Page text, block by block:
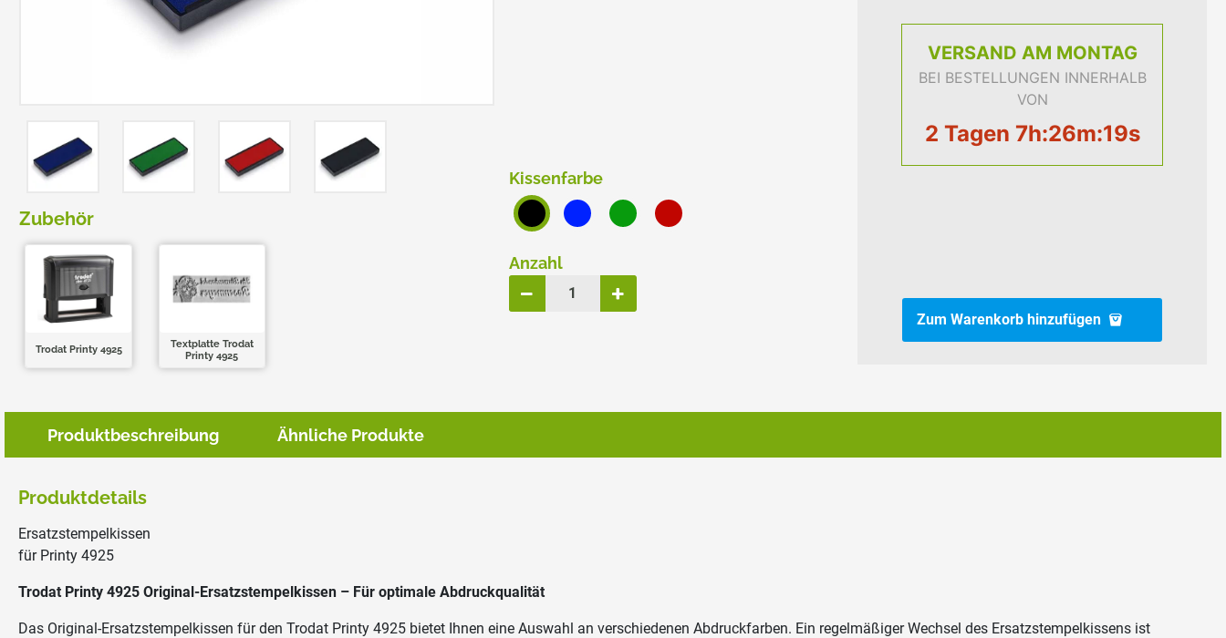
TRODAT POCKET PRINTY
Zubehör
Trodat Printy 4925
Textplatte Trodat
Printy 4925
VERSAND AM MONTAG
BEI BESTELLUNGEN INNERHALB
VON
2 Tagen 7h:26m:18s
Kissenfarbe
Anzahl
Zum Warenkorb hinzufügen
Produktbeschreibung Ähnliche Produkte
Produktdetails
Ersatzstempelkissen
für Printy 4925
Trodat Printy 4925 Original-Ersatzstempelkissen – Für optimale Abdruckqualität
Das Original-Ersatzstempelkissen für den Trodat Printy 4925 bietet Ihnen eine Auswahl an verschiedenen Abdruckfarben. Ein regelmäßiger Wechsel des Ersatzstempelkissens ist